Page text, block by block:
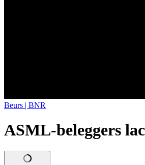
Beurs | BNR
ASML-beleggers